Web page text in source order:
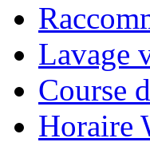
Lavage
Course
Horaire